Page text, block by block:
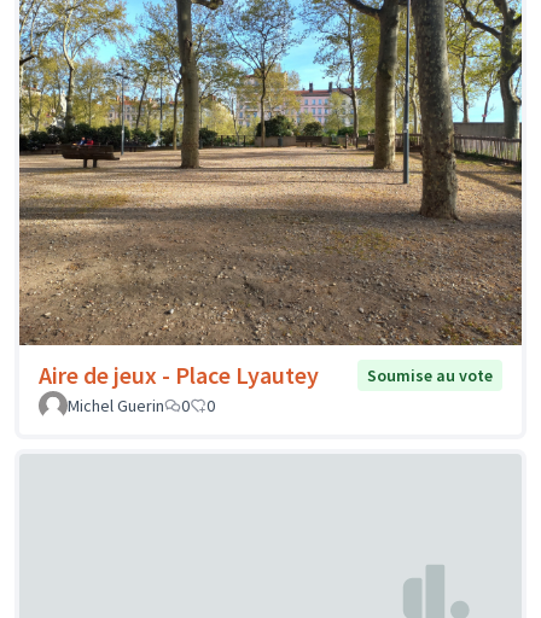
Aire de jeux - Place Lyautey
Soumise au vote
Michel Guerin
0 0